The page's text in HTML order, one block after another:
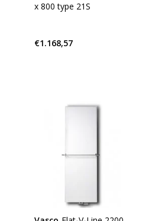
x 800 type 21S
€1.168,57